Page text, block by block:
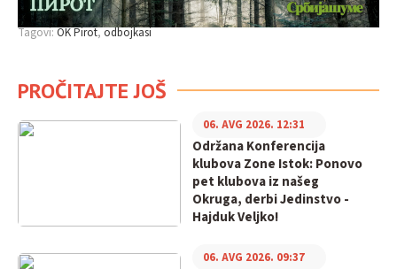
Tagovi:OK Pirot odbojkasi
PROČITAJTE JOŠ
Održana Konferencija
klubova Zone Istok: Ponovo
pet klubova iz našeg
Okruga, derbi Jedinstvo -
Hajduk Veljko!
06. AVG 2026. 12:31
06. AVG 2026. 09:37